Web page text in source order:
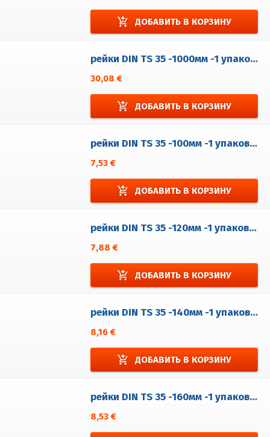
add_shopping_cart ДОБАВИТЬ В КОРЗИНУ
рейки DIN TS 35 -1000мм -1 упаковка = 5 шт.
30,08 €
add_shopping_cart ДОБАВИТЬ В КОРЗИНУ
рейки DIN TS 35 -100мм -1 упаковка = 5 шт.
7,53 €
add_shopping_cart ДОБАВИТЬ В КОРЗИНУ
рейки DIN TS 35 -120мм -1 упаковка = 5 шт.
7,88 €
add_shopping_cart ДОБАВИТЬ В КОРЗИНУ
рейки DIN TS 35 -140мм -1 упаковка = 5 шт.
8,16 €
add_shopping_cart ДОБАВИТЬ В КОРЗИНУ
рейки DIN TS 35 -160мм -1 упаковка = 5 шт.
8,53 €